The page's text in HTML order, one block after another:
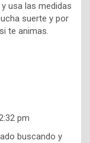
usa las medidas
suerte y por
te animas.
pm
buscando y